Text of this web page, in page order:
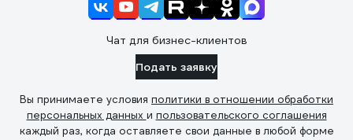
Чат для бизнес-клиентов
Подать заявку
Вы принимаете условия политики в отношении обработки
персональных данных и пользовательского соглашения
каждый раз, когда оставляете свои данные в любой форме